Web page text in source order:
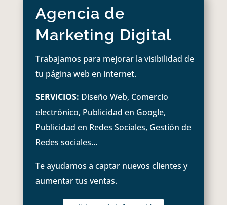
Agencia de
Marketing Digital
Trabajamos para mejorar la visibilidad de
tu página web en internet.
SERVICIOS: Diseño Web, Comercio
electrónico, Publicidad en Google,
Publicidad en Redes Sociales, Gestión de
Redes sociales…
Te ayudamos a captar nuevos clientes y
aumentar tus ventas.